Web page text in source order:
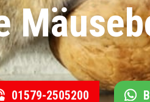
01579-2505200